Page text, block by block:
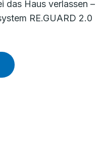
das Haus verlassen –
RE.GUARD 2.0